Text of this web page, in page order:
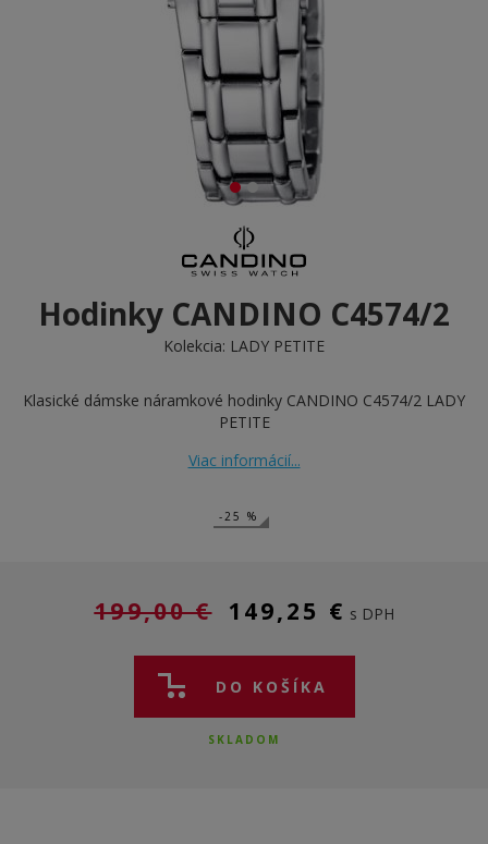
Hodinky CANDINO C4574/2
Kolekcia: LADY PETITE
Klasické dámske náramkové hodinky CANDINO C4574/2 LADY
PETITE
Viac informácií...
-25 %
199,00 € 149,25 € s DPH
DO KOŠÍKA
SKLADOM